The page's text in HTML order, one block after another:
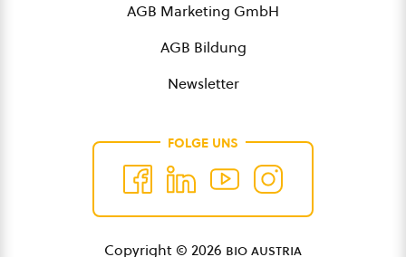
AGB Marketing GmbH
AGB Bildung
Newsletter
FOLGE UNS
Copyright © 2026 bio austria